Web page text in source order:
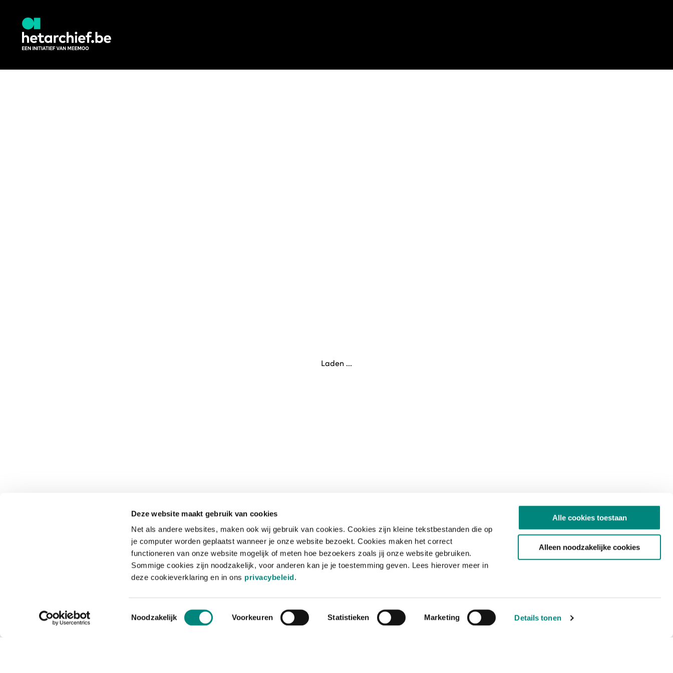
Deze website maakt gebruik van cookies
Net als andere websites, maken ook wij gebruik van cookies. Cookies zijn kleine tekstbestanden die op
je computer worden geplaatst wanneer je onze website bezoekt. Cookies maken het correct
functioneren van onze website mogelijk of meten hoe bezoekers zoals jij onze website gebruiken.
Sommige cookies zijn noodzakelijk, voor anderen kan je je toestemming geven. Lees hierover meer in
deze cookieverklaring en in ons privacybeleid.
Toestemmingsselectie
Noodzakelijk Voorkeuren Statistieken Marketing Details tonen
Alle cookies toestaan
Alleen noodzakelijke cookies
Laden ...